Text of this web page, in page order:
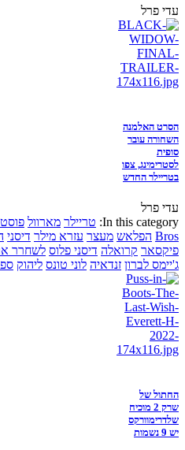
עדי פרל
הסרט האלמנה
השחורה עובר
סופית
לסטרימינג, צפו
בטריילר החדש
עדי פרל
In this category: טריילר מארוול
Bros הפלאש מעצר עזרא מילר דיסני
פיקסאר קרואלה דיסני פלוס לשחרר
ג'יימס לברון זנדאיה לוני טונס ליהוק
החתול של
שרק 2 מוכיח
שלדרימוורקס
יש 9 נשמות